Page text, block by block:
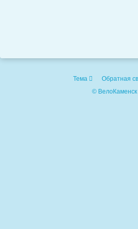
Тема
Обратная
© ВелоКаменск